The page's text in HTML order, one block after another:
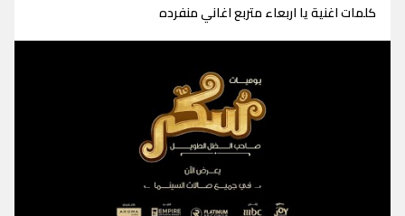
كلمات اغنية يا اربعاء متربع اغاني منفرده